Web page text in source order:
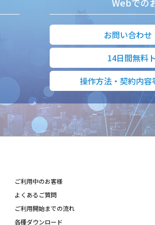
お問い合わせ
14日間無料
操作方法・契約内
ご利用中のお客様
よくあるご質問
ご利用開始までの流れ
各種ダウンロード